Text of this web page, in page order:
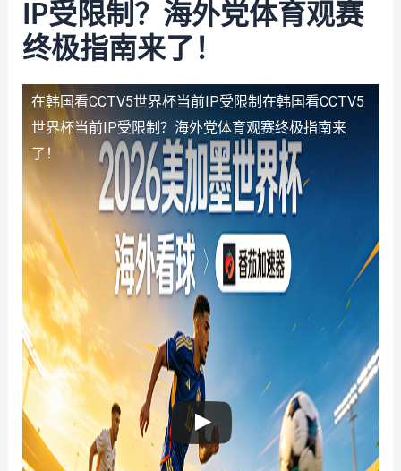
IP受限制？海外党体育观赛
终极指南来了！
在韩国看CCTV5世界杯当前IP受限制 在韩国看CCTV5
世界杯当前IP受限制？海外党体育观赛终极指南来
了！